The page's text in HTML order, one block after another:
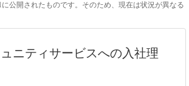
公開されたものです。そのため、現在は状況が異なる
ニティサービスへの入社理